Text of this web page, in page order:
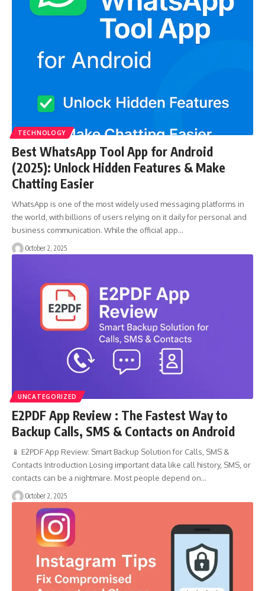
TECHNOLOGY
Best WhatsApp Tool App for Android
(2025): Unlock Hidden Features & Make
Chatting Easier
WhatsApp is one of the most widely used messaging platforms in
the world, with billions of users relying on it daily for personal and
business communication. While the official app…
October 2, 2025
UNCATEGORIZED
E2PDF App Review : The Fastest Way to
Backup Calls, SMS & Contacts on Android
📱 E2PDF App Review: Smart Backup Solution for Calls, SMS &
Contacts Introduction Losing important data like call history, SMS, or
contacts can be a nightmare. Most people depend on…
October 2, 2025